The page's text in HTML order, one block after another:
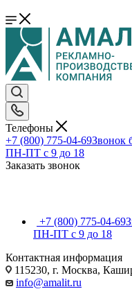
Телефоны
+7 (800) 775-04-69Звонок
ПН-ПТ c 9 до 18
Заказать звонок
+7 (800) 775-04-69
ПН-ПТ c 9 до 18
Контактная информация
115230, г. Москва,
info@amalit.ru